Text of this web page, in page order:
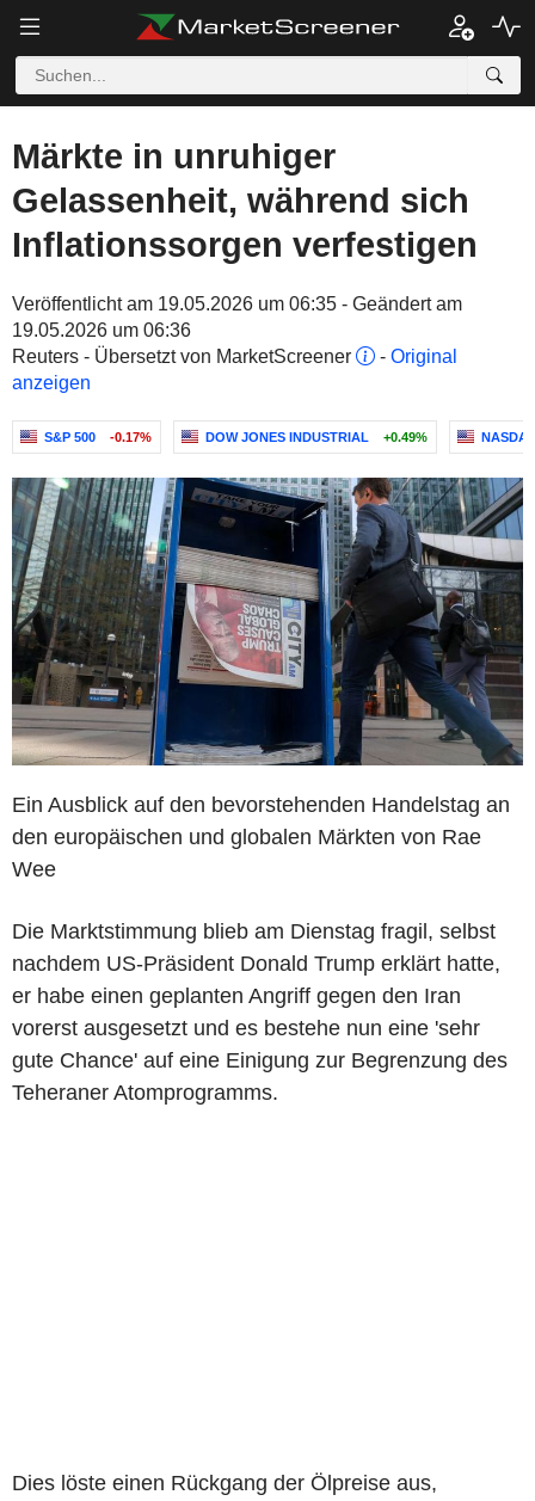
Märkte in unruhiger
Gelassenheit, während sich
Inflationssorgen verfestigen
Veröffentlicht am 19.05.2026 um 06:35 - Geändert am
19.05.2026 um 06:36
Reuters - Übersetzt von MarketScreener
- Original
anzeigen
S&P 500 -0.17% DOW JONES INDUSTRIAL +0.49%
Ein Ausblick auf den bevorstehenden Handelstag an
den europäischen und globalen Märkten von Rae
Wee
Die Marktstimmung blieb am Dienstag fragil, selbst
nachdem US-Präsident Donald Trump erklärt hatte,
er habe einen geplanten Angriff gegen den Iran
vorerst ausgesetzt und es bestehe nun eine 'sehr
gute Chance' auf eine Einigung zur Begrenzung des
Teheraner Atomprogramms.
Dies löste einen Rückgang der Ölpreise aus,